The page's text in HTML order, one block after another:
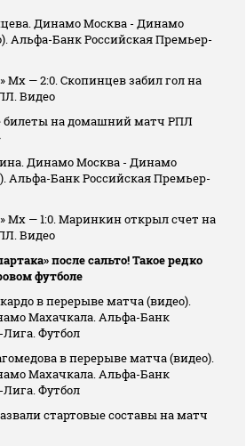
Динамо Москва - Динамо
Альфа-Банк Российская Премьер-
— 2:0. Скопинцев забил гол на
Видео
билеты на домашний матч РПЛ
Динамо Москва - Динамо
Альфа-Банк Российская Премьер-
Мх — 1:0. Маринкин открыл счет на
Видео
после сальто! Такое редко
футболе
в перерыве матча (видео).
Махачкала. Альфа-Банк
Футбол
в перерыве матча (видео).
Махачкала. Альфа-Банк
Футбол
стартовые составы на матч